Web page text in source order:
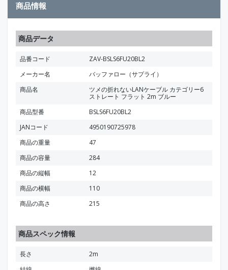
商品情報
商品データ
品番コード
ZAV-BSLS6FU20BL2
メーカー名
バッファロー（サプライ）
商品名
ツメの折れないLANケーブル カテゴリー6
ストレート フラット 2m ブルー
商品型番
BSLS6FU20BL2
JANコード
4950190725978
商品の重量
47
商品の容量
284
商品の縦幅
12
商品の横幅
110
商品の高さ
215
商品スペック情報
長さ
2m